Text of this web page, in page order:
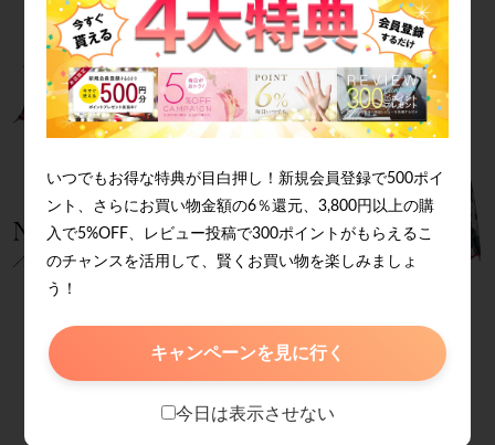
いつでもお得な特典が目白押し！新規会員登録で500ポイ
ント、さらにお買い物金額の6％還元、3,800円以上の購
入で5%OFF、レビュー投稿で300ポイントがもらえるこ
のチャンスを活用して、賢くお買い物を楽しみましょ
う！
キャンペーンを見に行く
今日は表示させない